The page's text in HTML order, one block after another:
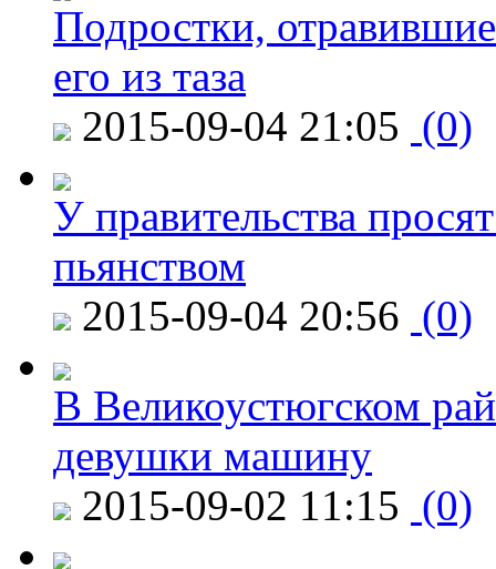
Подростки,
его из таза
2015-09-04 21:05 (0)
У правительства
пьянством
2015-09-04 20:56 (0)
В Великоустюгском
девушки машину
2015-09-02 11:15 (0)